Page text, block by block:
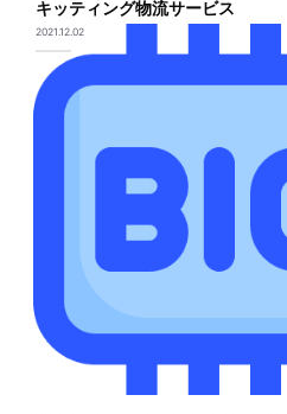
キッティング物流サービス
2021.12.02